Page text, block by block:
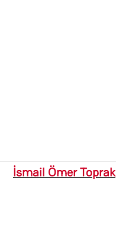
İsmail Ömer Toprak